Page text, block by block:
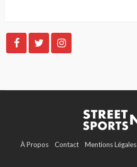
À Propos Contact Mentions Légales